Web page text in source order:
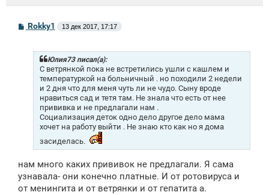
СRokky1 13 дек 2017, 17:17
Юлия73 писал(а):
С ветрянкой пока не встретились ушли с кашлем и
температуркой на больничный . но походили 2 недели
и 2 дня что для меня чуть ли не чудо. Сыну вроде
нравиться сад и тетя там. Не знала что есть от нее
прививка и не предлагали нам .
Социализация деток одно дело другое дело мама
хочет на работу выйти . Не знаю кто как но я дома
засиделась.
нам много каких прививок не предлагали. Я сама
узнавала- они конечно платные. И от ротовируса и
от менингита и от ветрянки и от гепатита а.